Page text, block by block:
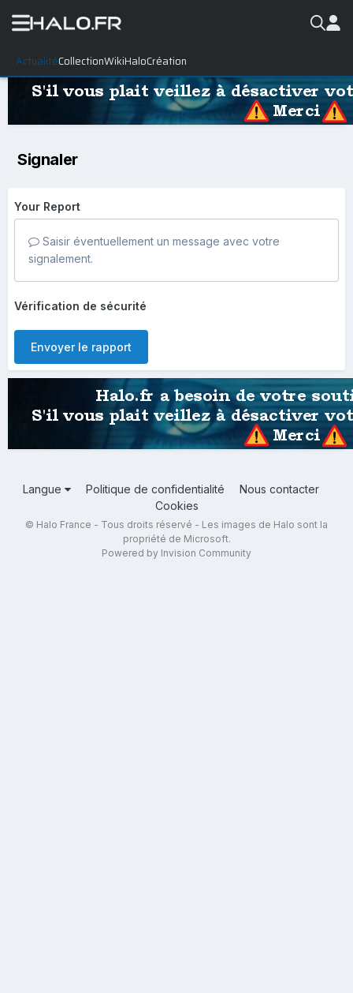
ActualitéCollectionWikiHaloCréation
Signaler
Your Report
Saisir éventuellement un message avec votre
signalement.
Vérification de sécurité
Envoyer le rapport
Langue Politique de confidentialité
Nous contacter
Cookies
© Halo France - Tous droits réservé - Les images de Halo sont la
propriété de Microsoft.
Powered by Invision Community